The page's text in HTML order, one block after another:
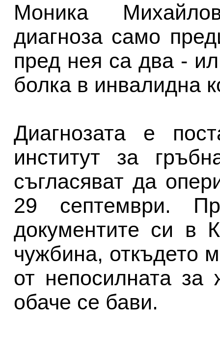
Моника
диагноза само
пред нея са два -
болка в инвалидна
Диагнозата е
институт за
съгласяват да
29 септември.
документите си в
чужбина, откъдето
от непосилната за
обаче се бави.